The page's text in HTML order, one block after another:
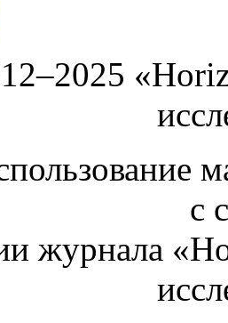
с
журнала